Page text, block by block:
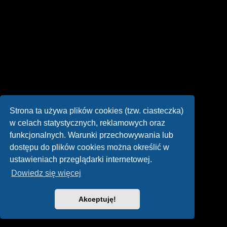
Strona ta używa plików cookies (tzw. ciasteczka)
w celach statystycznych, reklamowych oraz
funkcjonalnych. Warunki przechowywania lub
dostępu do plików cookies można określić w
ustawieniach przeglądarki internetowej.
Dowiedz się więcej
Akceptuję!